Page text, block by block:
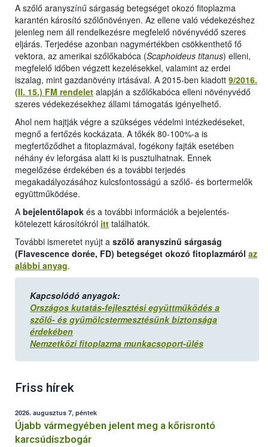
A szőlő aranyszínű sárgaság betegséget okozó fitoplazma
karantén károsító szőlőnövényen. Az ellene való védekezéshez
jelenleg nem áll rendelkezésre megfelelő növényvédő szeres
eljárás. Terjedése azonban nagymértékben csökkenthető fő
vektora, az amerikai szőlőkabóca (Scaphoideus titanus) elleni,
megfelelő időben végzett kezelésekkel, valamint az erdei
iszalag, mint gazdanövény irtásával. A 2015-ben kiadott 9/2016.
(II. 15.) FM rendelet alapján a szőlőkabóca elleni növényvédő
szeres védekezésekhez állami támogatás igényelhető.
Ahol nem hajtják végre a szükséges védelmi intézkedéseket,
megnő a fertőzés kockázata. A tőkék 80-100%-a is
megfertőződhet a fitoplazmával, fogékony fajták esetében
néhány év leforgása alatt ki is pusztulhatnak. Ennek
megelőzése érdekében és a további terjedés
megakadályozásához kulcsfontosságú a szőlő- és bortermelők
együttműködése.
A bejelentőlapok és a további információk a bejelentés-
kötelezett károsítókról itt találhatók.
További ismeretet nyújt a szőlő aranyszínű sárgaság
(Flavescence dorée, FD) betegséget okozó fitoplazmáról az
alábbi anyag.
Kapcsolódó anyagok:
Országos kutatás-fejlesztési együttműködés a
szőlő- és gyümölcstermesztésünk biztonsága
érdekében
Nemzetközi fitoplazma munkacsoport-ülés
Friss hírek
2026. augusztus 7, péntek
Újabb vármegyében jelent meg a kőrisrontó
karcsúdíszbogár